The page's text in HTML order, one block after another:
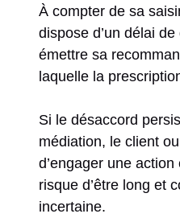
À compter de sa
dispose d’un délai
émettre sa
laquelle la
Si le désaccord
médiation, le client
d’engager une
risque d’être long et
incertaine.